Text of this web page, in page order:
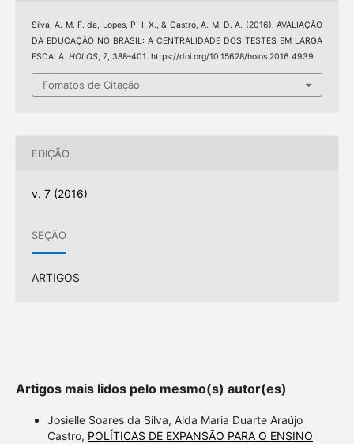
Silva, A. M. F. da, Lopes, P. I. X., & Castro, A. M. D. A. (2016). AVALIAÇÃO
DA EDUCAÇÃO NO BRASIL: A CENTRALIDADE DOS TESTES EM LARGA
ESCALA. HOLOS, 7, 388–401. https://doi.org/10.15628/holos.2016.4939
Fomatos de Citação
EDIÇÃO
v. 7 (2016)
SEÇÃO
ARTIGOS
Artigos mais lidos pelo mesmo(s) autor(es)
Josielle Soares da Silva, Alda Maria Duarte Araújo
Castro, POLÍTICAS DE EXPANSÃO PARA O ENSINO